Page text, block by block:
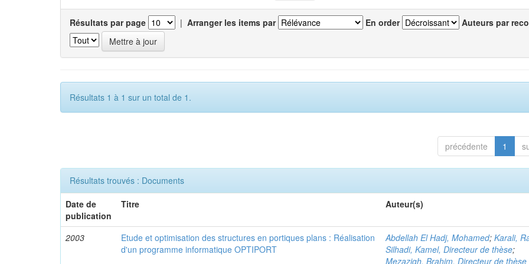
Résultats par page | Arranger les items par En order Auteurs par
Résultats 1 à 1 sur un total de 1.
précédente 1
Résultats trouvés : Documents
Date de
publication
Titre Auteur(s)
2003
Etude et optimisation des structures en portiques plans : Réalisation
d'un programme informatique OPTIPORT
Abdellah El Hadj, Mohamed;Karali,
Silhadi, Kamel, Directeur de thèse;
Mezazigh, Brahim, Directeur de thèse